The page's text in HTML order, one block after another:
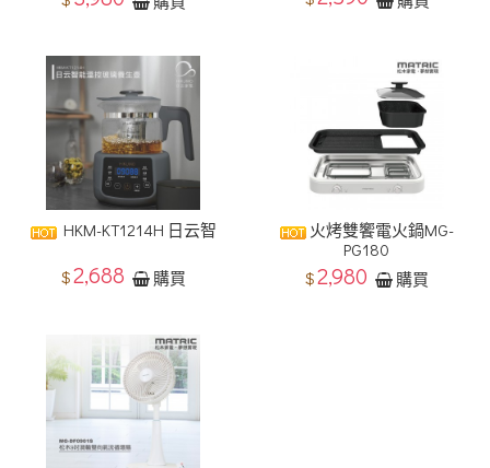
HKM-KT1214H 日云智
$2,688 購買
火烤雙饗電火鍋MG-
PG180
$2,980 購買